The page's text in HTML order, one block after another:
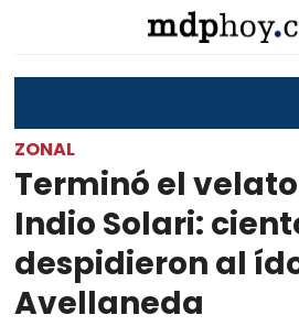
ZONAL
Terminó el
Indio Solari:
despidieron al
Avellaneda